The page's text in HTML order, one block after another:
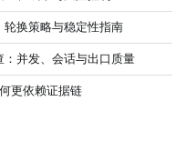
换策略与稳定性指南
并发、会话与出口质量
更依赖证据链